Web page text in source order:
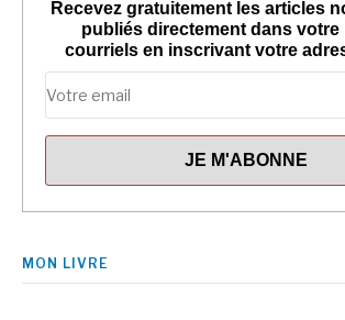
Recevez gratuitement les articles
publiés directement dans votre
courriels en inscrivant votre
MON LIVRE